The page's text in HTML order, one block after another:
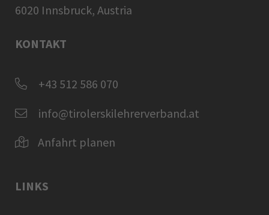
6020 Innsbruck, Austria
KONTAKT
+43 512 586 070
info@tirolerskilehrerverband.at
Anfahrt planen
LINKS